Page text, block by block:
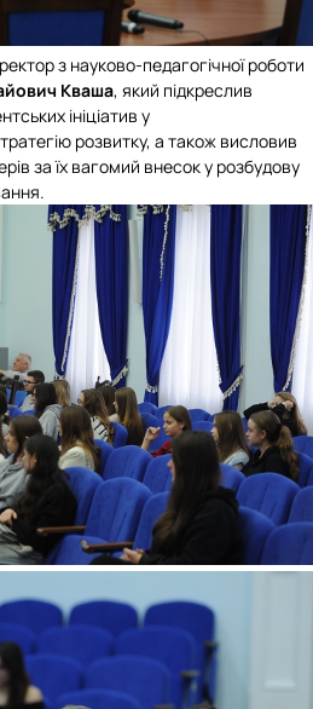
з науково-педагогічної роботи
Кваша, який підкреслив
ініціатив у
розвитку, а також висловив
за їх вагомий внесок у розбудову